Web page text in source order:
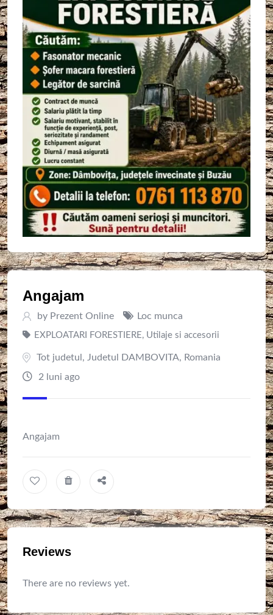
Angajam
by Prezent Online Loc munca
EXPLOATARI FORESTIERE, Utilaje si accesorii
Tot judetul, Judetul DAMBOVITA, Romania
2 luni ago
Angajam
Reviews
There are no reviews yet.